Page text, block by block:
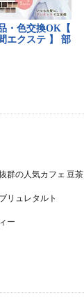
群の人気カフェ 豆茶
リュレタルト
ー